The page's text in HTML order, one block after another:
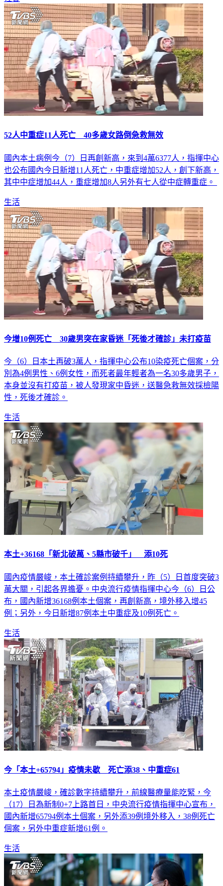
52人中重症11人死亡 40多歲女路倒急救無效
國內本土病例今（7）日再創新高，來到4萬6377人，指揮中心
也公布國內今日新增11人死亡，中重症增加52人，創下新高，
其中中症增加44人，重症增加8人另外有七人從中症轉重症。
生活
今增10例死亡 30歲男突在家昏迷「死後才確診」未打疫苗
今（6）日本土再破3萬人，指揮中心公布10染疫死亡個案，分
別為4例男性、6例女性，而死者最年輕者為一名30多歲男子，
本身並沒有打疫苗，被人發現家中昏迷，送醫急救無效採檢陽
性，死後才確診。
生活
本土+36168「新北破萬、5縣市破千」 添10死
國內疫情嚴峻，本土確診案例持續攀升，昨（5）日首度突破3
萬大關，引起各界擔憂。中央流行疫情指揮中心今（6）日公
布，國內新增36168例本土個案，再創新高，境外移入增45
例；另外，今日新增87例本土中重症及10例死亡。
生活
今「本土+65794」疫情未歇 死亡添38、中重症61
本土疫情嚴峻，確診數字持續攀升，前線醫療量能吃緊，今
（17）日為新制0+7上路首日，中央流行疫情指揮中心宣布，
國內新增65794例本土個案，另外添39例境外移入，38例死亡
個案，另外中重症新增61例。
生活